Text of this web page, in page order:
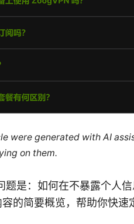
were generated with AI
on them.
题是：如何在不暴露个人
的简要概览，帮助你快速